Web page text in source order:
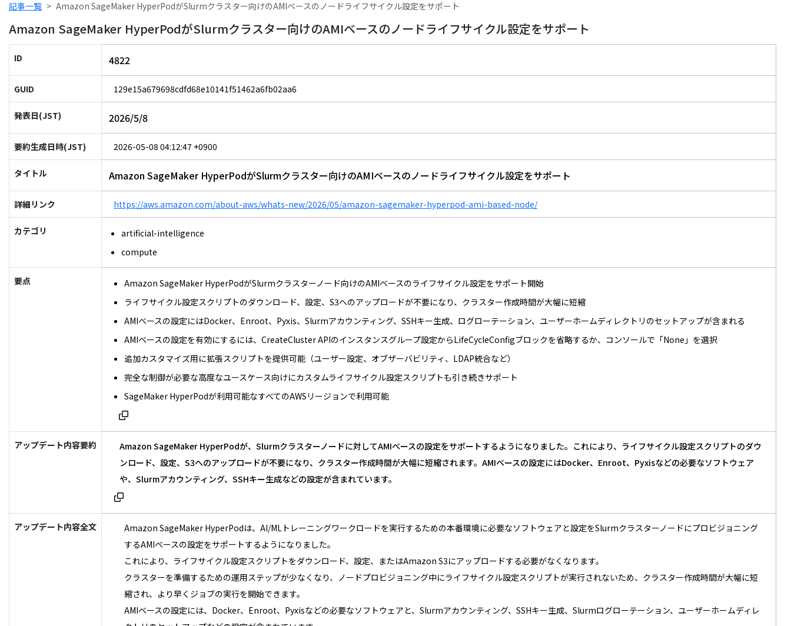
記事一覧 Amazon SageMaker HyperPodがSlurmクラスター向けのAMIベースのノードライフサイクル設定をサポート
Amazon SageMaker HyperPodがSlurmクラスター向けのAMIベースのノードライフサイクル設定をサポート
ID 4822
GUID 129e15a679698cdfd68e10141f51462a6fb02aa6
発表日(JST) 2026/5/8
要約生成日時(JST) 2026-05-08 04:12:47 +0900
タイトル Amazon SageMaker HyperPodがSlurmクラスター向けのAMIベースのノードライフサイクル設定をサポート
詳細リンク https://aws.amazon.com/about-aws/whats-new/2026/05/amazon-sagemaker-hyperpod-ami-based-node/
カテゴリ
artificial-intelligence
compute
要点
Amazon SageMaker HyperPodがSlurmクラスターノード向けのAMIベースのライフサイクル設定をサポート開始
ライフサイクル設定スクリプトのダウンロード、設定、S3へのアップロードが不要になり、クラスター作成時間が大幅に短縮
AMIベースの設定にはDocker、Enroot、Pyxis、Slurmアカウンティング、SSHキー生成、ログローテーション、ユーザーホームディレクトリのセットアップが含まれる
AMIベースの設定を有効にするには、CreateCluster APIのインスタンスグループ設定からLifeCycleConfigブロックを省略するか、コンソールで「None」を選択
追加カスタマイズ用に拡張スクリプトを提供可能（ユーザー設定、オブザーバビリティ、LDAP統合など）
完全な制御が必要な高度なユースケース向けにカスタムライフサイクル設定スクリプトも引き続きサポート
SageMaker HyperPodが利用可能なすべてのAWSリージョンで利用可能
アップデート内容要約
Amazon SageMaker HyperPodが、Slurmクラスターノードに対してAMIベースの設定をサポートするようになりました。これにより、ライフサイクル設定スクリプトのダウ
ンロード、設定、S3へのアップロードが不要になり、クラスター作成時間が大幅に短縮されます。AMIベースの設定にはDocker、Enroot、Pyxisなどの必要なソフトウェア
や、Slurmアカウンティング、SSHキー生成などの設定が含まれています。
アップデート内容全文
Amazon SageMaker HyperPodは、AI/MLトレーニングワークロードを実行するための本番環境に必要なソフトウェアと設定をSlurmクラスターノードにプロビジョニング
するAMIベースの設定をサポートするようになりました。
これにより、ライフサイクル設定スクリプトをダウンロード、設定、またはAmazon S3にアップロードする必要がなくなります。
クラスターを準備するための運用ステップが少なくなり、ノードプロビジョニング中にライフサイクル設定スクリプトが実行されないため、クラスター作成時間が大幅に短
縮され、より早くジョブの実行を開始できます。
AMIベースの設定には、Docker、Enroot、Pyxisなどの必要なソフトウェアと、Slurmアカウンティング、SSHキー生成、Slurmログローテーション、ユーザーホームディレ